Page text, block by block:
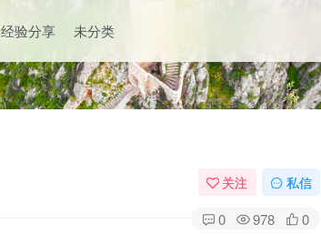
经验分享 未分类
关注 私信
0 978 0